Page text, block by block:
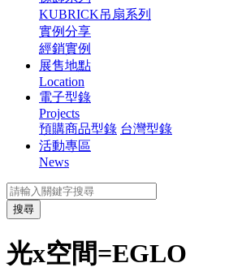
KUBRICK吊扇系列
實例分享
經銷實例
展售地點
Location
電子型錄
Projects
預購商品型錄 台灣型錄
活動專區
News
搜尋
光x空間=EGLO